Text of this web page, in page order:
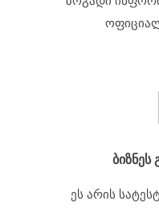
ბიზნეს
ეს არის